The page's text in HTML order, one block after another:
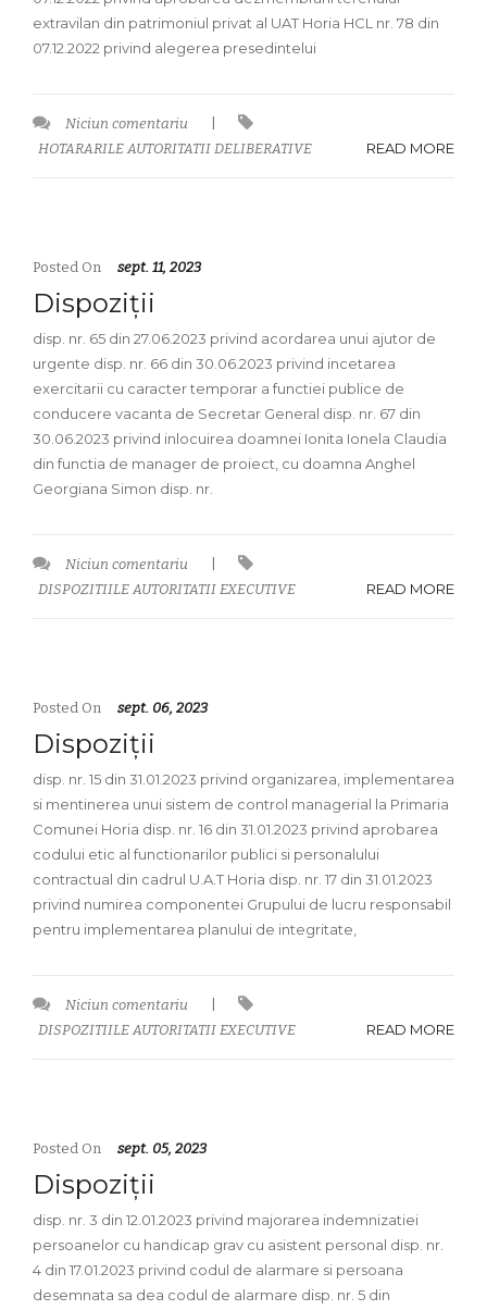
extravilan din patrimoniul privat al UAT Horia HCL nr. 78 din
07.12.2022 privind alegerea presedintelui
Niciun comentariu
HOTARARILE AUTORITATII DELIBERATIVE
READ MORE
Posted On sept. 11, 2023
Dispoziții
disp. nr. 65 din 27.06.2023 privind acordarea unui ajutor de
urgente disp. nr. 66 din 30.06.2023 privind incetarea
exercitarii cu caracter temporar a functiei publice de
conducere vacanta de Secretar General disp. nr. 67 din
30.06.2023 privind inlocuirea doamnei Ionita Ionela Claudia
din functia de manager de proiect, cu doamna Anghel
Georgiana Simon disp. nr.
Niciun comentariu
DISPOZITIILE AUTORITATII EXECUTIVE
READ MORE
Posted On sept. 06, 2023
Dispoziții
disp. nr. 15 din 31.01.2023 privind organizarea, implementarea
si mentinerea unui sistem de control managerial la Primaria
Comunei Horia disp. nr. 16 din 31.01.2023 privind aprobarea
codului etic al functionarilor publici si personalului
contractual din cadrul U.A.T Horia disp. nr. 17 din 31.01.2023
privind numirea componentei Grupului de lucru responsabil
pentru implementarea planului de integritate,
Niciun comentariu
DISPOZITIILE AUTORITATII EXECUTIVE
READ MORE
Posted On sept. 05, 2023
Dispoziții
disp. nr. 3 din 12.01.2023 privind majorarea indemnizatiei
persoanelor cu handicap grav cu asistent personal disp. nr.
4 din 17.01.2023 privind codul de alarmare si persoana
desemnata sa dea codul de alarmare disp. nr. 5 din